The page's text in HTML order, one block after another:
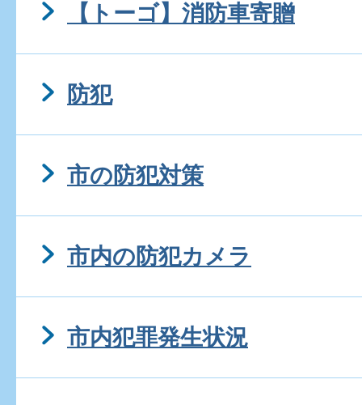
【トーゴ】消防車寄贈
防犯
市の防犯対策
市内の防犯カメラ
市内犯罪発生状況